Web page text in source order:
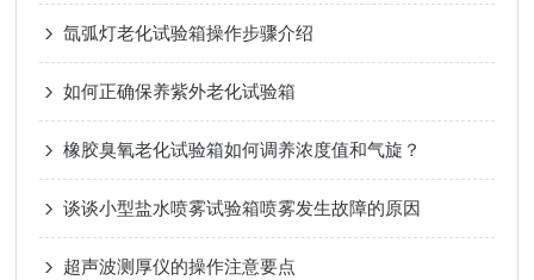
氙弧灯老化试验箱操作步骤介绍
如何正确保养紫外老化试验箱
橡胶臭氧老化试验箱如何调养浓度值和气旋？
谈谈小型盐水喷雾试验箱喷雾发生故障的原因
超声波测厚仪的操作注意要点